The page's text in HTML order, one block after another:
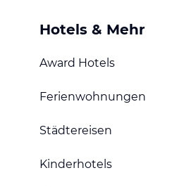
Hotels & Mehr
Award Hotels
Ferienwohnungen
Städtereisen
Kinderhotels